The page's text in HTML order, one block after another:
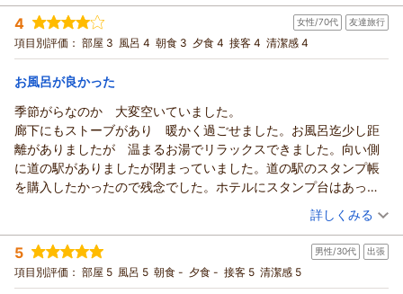
宿泊時期： 2026年03月宿泊 (夫婦旅行)
投稿者： シマエナガさん
宿泊プラン： 【夕食付プラン】朝食不要の方に！日本海の絶景と温泉露天風
呂をリーズナブルに満喫
ツイン 夕のみ
宿泊価格帯： 8,001～9,000円(大人一人あたり/税込)
4 女性/70代 友達旅行
項目別評価： 部屋 3 風呂 4 朝食 3 夕食 4 接客 4 清潔感 4
お風呂が良かった
季節がらなのか 大変空いていました。
廊下にもストーブがあり 暖かく過ごせました。お風呂迄少し距
離がありましたが 温まるお湯でリラックスできました。向い側
に道の駅がありましたが閉まっていました。道の駅のスタンプ帳
を購入したかったので残念でした。ホテルにスタンプ台はあって
夕食は海鮮中心で 我々高齢者には最高でした。肉料理が一つあ
れば申し分ありません。どれも美味しく頂きました♪
朝食は ザ日本の朝食という、感じでした。
また機会があれば是非行きたいところです。次回は春にと話して
（投稿日：2026/02/18）
宿泊時期： 2026年02月宿泊 (友達旅行)
投稿者： ＪＯＹさん
宿泊プラン： 【2食付/スタンダードプラン】見渡す限りの海岸線！日本海の
絶景と温泉露天風呂をリーズナブルに満喫
ツイン 朝・夕
詳しくみる
5 男性/30代 出張
項目別評価： 部屋 5 風呂 5 朝食 - 夕食 - 接客 5 清潔感 5